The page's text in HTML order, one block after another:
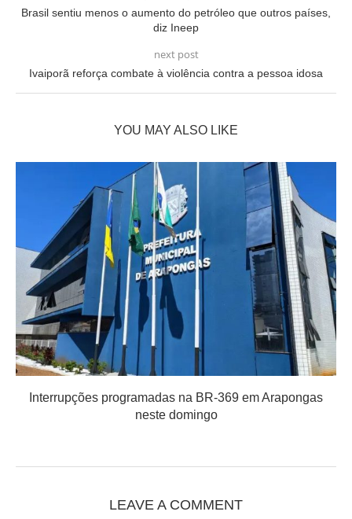
Brasil sentiu menos o aumento do petróleo que outros países,
diz Ineep
next post
Ivaiporã reforça combate à violência contra a pessoa idosa
YOU MAY ALSO LIKE
Interrupções programadas na BR-369 em Arapongas
neste domingo
LEAVE A COMMENT